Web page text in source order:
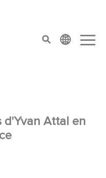
top menu
d'Yvan Attal en